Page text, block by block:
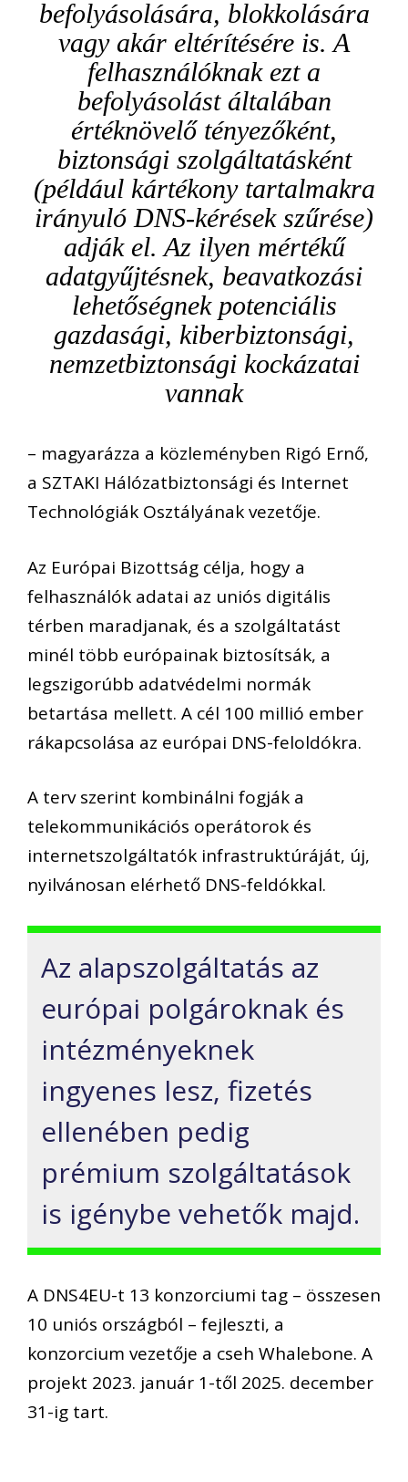
befolyásolására, blokkolására
vagy akár eltérítésére is. A
felhasználóknak ezt a
befolyásolást általában
értéknövelő tényezőként,
biztonsági szolgáltatásként
(például kártékony tartalmakra
irányuló DNS-kérések szűrése)
adják el. Az ilyen mértékű
adatgyűjtésnek, beavatkozási
lehetőségnek potenciális
gazdasági, kiberbiztonsági,
nemzetbiztonsági kockázatai
vannak
– magyarázza a közleményben Rigó Ernő,
a SZTAKI Hálózatbiztonsági és Internet
Technológiák Osztályának vezetője.
Az Európai Bizottság célja, hogy a
felhasználók adatai az uniós digitális
térben maradjanak, és a szolgáltatást
minél több európainak biztosítsák, a
legszigorúbb adatvédelmi normák
betartása mellett. A cél 100 millió ember
rákapcsolása az európai DNS-feloldókra.
A terv szerint kombinálni fogják a
telekommunikációs operátorok és
internetszolgáltatók infrastruktúráját, új,
nyilvánosan elérhető DNS-feldókkal.
Az alapszolgáltatás az
európai polgároknak és
intézményeknek
ingyenes lesz, fizetés
ellenében pedig
prémium szolgáltatások
is igénybe vehetők majd.
A DNS4EU-t 13 konzorciumi tag – összesen
10 uniós országból – fejleszti, a
konzorcium vezetője a cseh Whalebone. A
projekt 2023. január 1-től 2025. december
31-ig tart.